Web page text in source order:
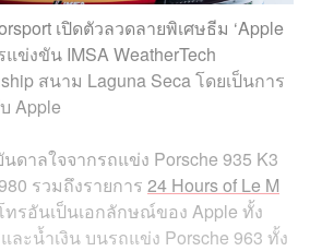
เปิดตัวลวดลายพิเศษธีม ‘Apple
แข่งขัน IMSA WeatherTech
สนาม Laguna Seca โดยเป็นการ
Apple
ดาลใจจากรถแข่ง Porsche 935 K3
รวมถึงรายการ 24 Hours of Le M
รอันเป็นเอกลักษณ์ของ Apple ทั้ง
ละน้ำเงิน บนรถแข่ง Porsche 963 ทั้ง